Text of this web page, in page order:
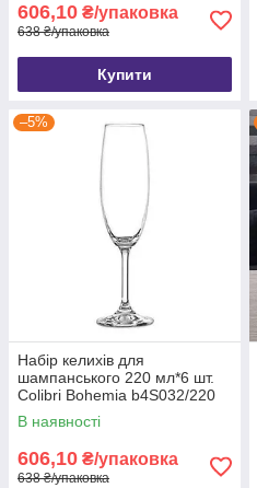
606,10 ₴/упаковка
638 ₴/упаковка
Купити
–5%
Набір келихів для
шампанського 220 мл*6 шт.
Colibri Bohemia b4S032/220
В наявності
606,10 ₴/упаковка
638 ₴/упаковка